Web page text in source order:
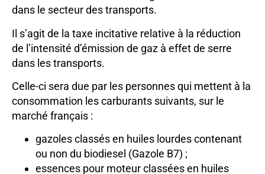
dans le secteur des transports.
Il s’agit de la taxe incitative relative à la réduction
de l’intensité d’émission de gaz à effet de serre
dans les transports.
Celle-ci sera due par les personnes qui mettent à la
consommation les carburants suivants, sur le
marché français :
gazoles classés en huiles lourdes contenant
ou non du biodiesel (Gazole B7) ;
essences pour moteur classées en huiles